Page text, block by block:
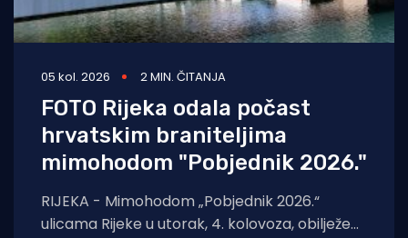
05 kol. 2026 2 MIN. ČITANJA
FOTO Rijeka odala počast
hrvatskim braniteljima
mimohodom "Pobjednik 2026."
RIJEKA - Mimohodom „Pobjednik 2026.“
ulicama Rijeke u utorak, 4. kolovoza, obilježeni